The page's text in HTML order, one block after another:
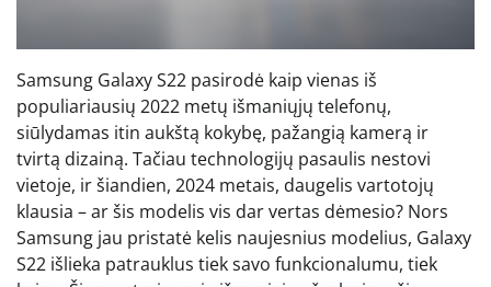
Samsung Galaxy S22 pasirodė kaip vienas iš
populiariausių 2022 metų išmaniųjų telefonų,
siūlydamas itin aukštą kokybę, pažangią kamerą ir
tvirtą dizainą. Tačiau technologijų pasaulis nestovi
vietoje, ir šiandien, 2024 metais, daugelis vartotojų
klausia – ar šis modelis vis dar vertas dėmesio? Nors
Samsung jau pristatė kelis naujesnius modelius, Galaxy
S22 išlieka patrauklus tiek savo funkcionalumu, tiek